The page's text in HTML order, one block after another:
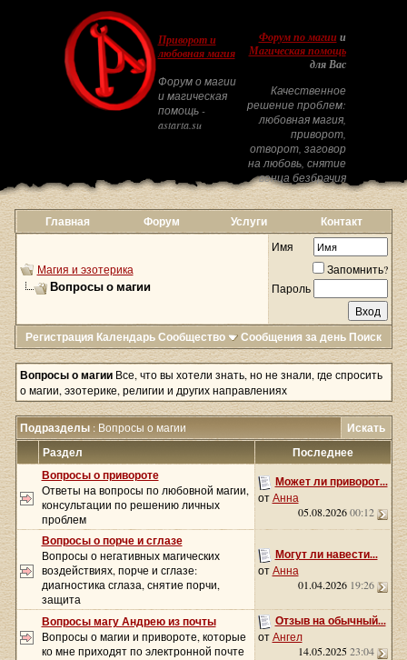
Приворот и
любовная магия
Форум о магии
и магическая
помощь -
astarta.su
Форум по магиии
Магическая помощь
для Вас
Качественное
решение проблем:
любовная магия,
приворот,
отворот, заговор
на любовь, снятие
венца безбрачия
Главная Форум Услуги Контакт
Магия и эзотерика
Вопросы о магии
Имя
Запомнить?
Пароль
Регистрация КалендарьСообщество Сообщения за день Поиск
Вопросы о магии Все, что вы хотели знать, но не знали, где спросить
о магии, эзотерике, религии и других направлениях
Подразделы: Вопросы о магии
Искать
Раздел
Последнее
Вопросы о привороте
Ответы на вопросы по любовной магии,
консультации по решению личных
проблем
Может ли приворот...
отАнна
05.08.202600:12
Вопросы о порче и сглазе
Вопросы о негативных магических
воздействиях, порче и сглазе:
диагностика сглаза, снятие порчи,
защита
Могут ли навести...
отАнна
01.04.2026 19:26
Вопросы магу Андрею из почты
Вопросы о магии и привороте, которые
ко мне приходят по электронной почте
Отзыв на обычный...
отАнгел
14.05.202523:04